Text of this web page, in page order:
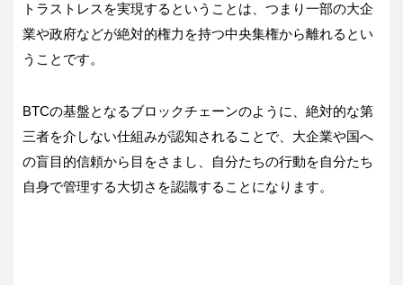
トラストレスを実現するということは、つまり一部の大企
業や政府などが絶対的権力を持つ中央集権から離れるとい
うことです。
BTCの基盤となるブロックチェーンのように、絶対的な第
三者を介しない仕組みが認知されることで、大企業や国へ
の盲目的信頼から目をさまし、自分たちの行動を自分たち
自身で管理する大切さを認識することになります。